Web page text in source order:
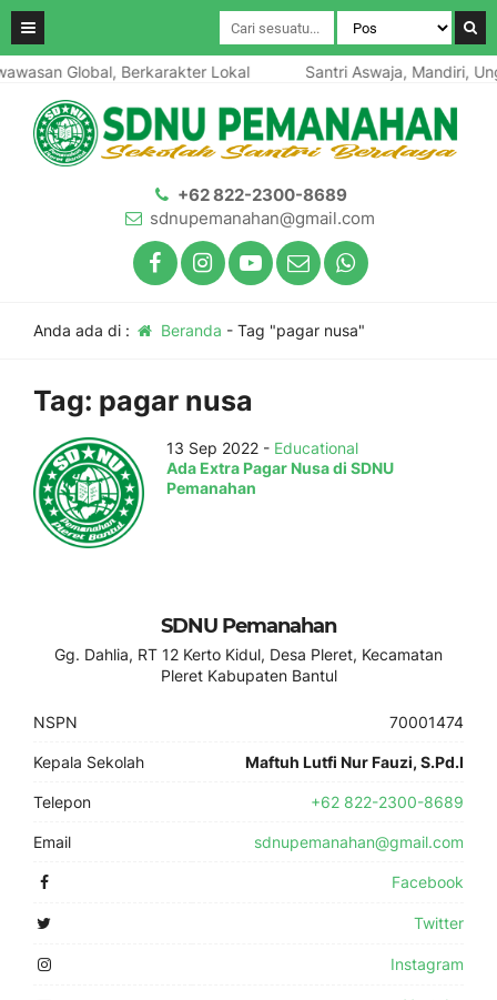
Global, Berkarakter Lokal Santri Aswaja, Mandiri,
+62 822-2300-8689
sdnupemanahan@gmail.com
Anda ada di : Beranda - Tag "pagar nusa"
Tag: pagar nusa
13 Sep 2022 - Educational
Ada Extra Pagar Nusa di SDNU
Pemanahan
SDNU Pemanahan
Gg. Dahlia, RT 12 Kerto Kidul, Desa Pleret, Kecamatan
Pleret Kabupaten Bantul
NSPN 70001474
Kepala Sekolah Maftuh Lutfi Nur Fauzi, S.Pd.I
Telepon +62 822-2300-8689
Email sdnupemanahan@gmail.com
Facebook
Twitter
Instagram